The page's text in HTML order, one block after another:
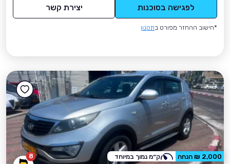
לפגישה בסוכנות יצירת קשר
*חישוב ההחזר מפורט בתקנון
8 2,000 ₪ הנחה ק״מ נמוך במיוחד